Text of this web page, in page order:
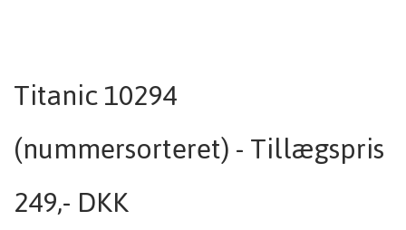
Titanic 10294
(nummersorteret) - Tillægspris
249,- DKK